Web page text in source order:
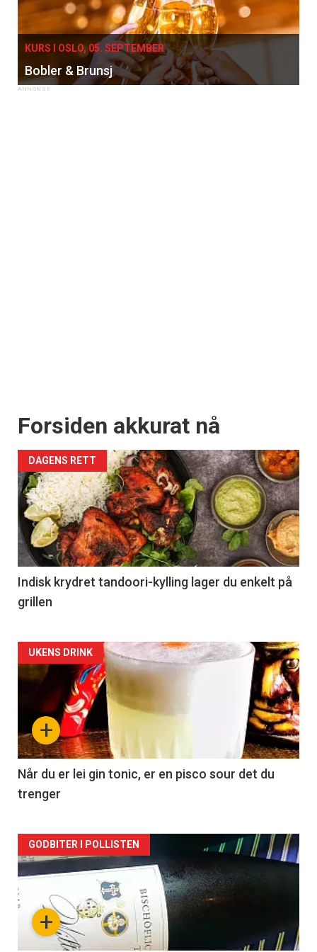
KURS I OSLO, 05. SEPTEMBER
Bobler & Brunsj
Forsiden akkurat nå
DAGENS RETT
Indisk krydret tandoori-kylling lager du enkelt på
grillen
Forsiden
akkurat
nå
-
2
+
UKENS DRINK
Når du er lei gin tonic, er en pisco sour det du
trenger
Forsiden
akkurat
nå+
GODBITER I POLLISTEN